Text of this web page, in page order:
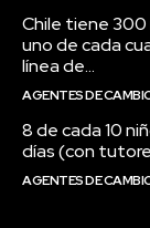
Chile tiene 300
uno de cada
línea de...
AGENTES DE
8 de cada 10
días (con
AGENTES DE